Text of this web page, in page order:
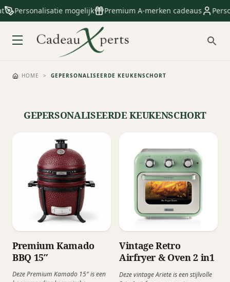
Personalisatie mogelijk Premium A-merken cadeaus
HOME > GEPERSONALISEERDE KEUKENSCHORT
GEPERSONALISEERDE KEUKENSCHORT
Premium Kamado
BBQ 15″
Deze Premium Kamado 15″ is een
Vintage Retro
Airfryer & Oven 2 in1
Deze vintage Ariete is een stijlvolle